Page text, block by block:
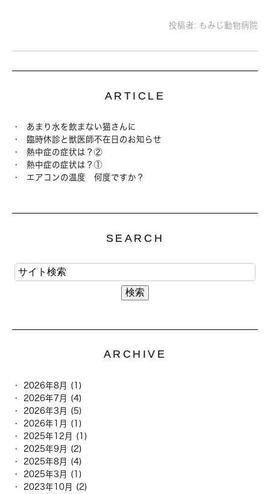
投稿者: もみじ動物病院
ARTICLE
あまり水を飲まない猫さんに
臨時休診と獣医師不在日のお知らせ
熱中症の症状は？②
熱中症の症状は？①
エアコンの温度 何度ですか？
SEARCH
ARCHIVE
2026年8月 (1)
2026年7月 (4)
2026年3月 (5)
2026年1月 (1)
2025年12月 (1)
2025年9月 (2)
2025年8月 (4)
2025年3月 (1)
2023年10月 (2)